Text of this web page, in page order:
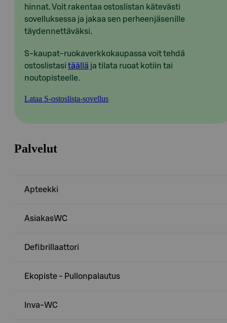
hinnat. Voit rakentaa ostoslistan kätevästi
sovelluksessa ja jakaa sen perheenjäsenille
täydennettäväksi.
S-kaupat-ruokaverkkokaupassa voit tehdä
ostoslistasi täällä ja tilata ruoat kotiin tai
noutopisteelle.
Lataa S-ostoslista-sovellus
Palvelut
Apteekki
AsiakasWC
Defibrillaattori
Ekopiste - Pullonpalautus
Inva-WC